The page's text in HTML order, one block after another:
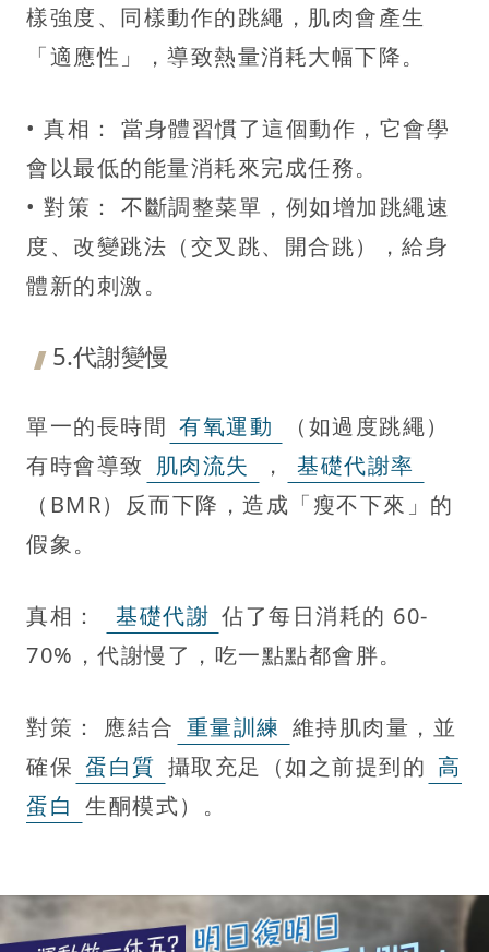
樣強度、同樣動作的跳繩，肌肉會產生
「適應性」，導致熱量消耗大幅下降。
• 真相： 當身體習慣了這個動作，它會學
會以最低的能量消耗來完成任務。
• 對策： 不斷調整菜單，例如增加跳繩速
度、改變跳法（交叉跳、開合跳），給身
體新的刺激。
5.代謝變慢
單一的長時間 有氧運動
（如過度跳繩）
有時會導致 肌肉流失 ，
基礎代謝率
（BMR）反而下降，造成「瘦不下來」的
假象。
真相： 基礎代謝 佔了每日消耗的 60-
70%，代謝慢了，吃一點點都會胖。
對策： 應結合 重量訓練 維持肌肉量，並
確保 蛋白質 攝取充足（如之前提到的 高
蛋白 生酮模式）。